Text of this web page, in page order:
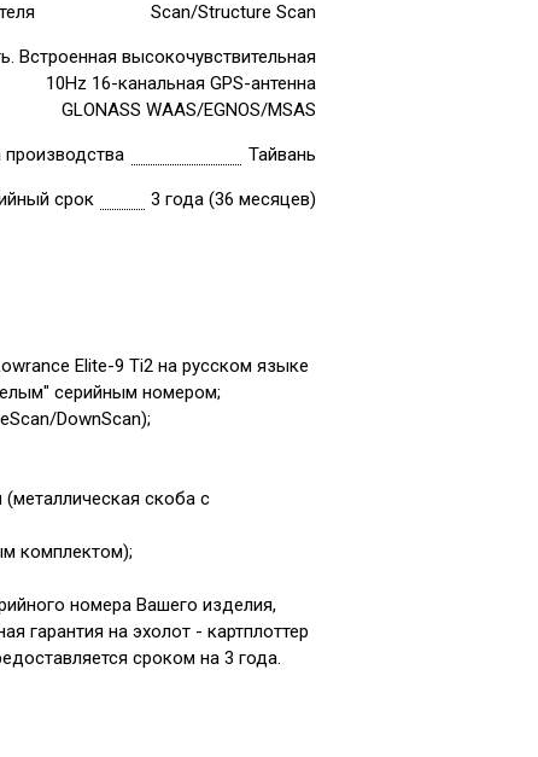
Scan/Structure Scan
Встроенная высокочувствительная
10Hz 16-канальная GPS-антенна
GLONASS WAAS/EGNOS/MSAS
производства Тайвань
срок 3 года (36 месяцев)
Elite-9 Ti2 на русском языке
серийным номером;
DownScan);
скоба с
комплектом);
номера Вашего изделия,
на эхолот - картплоттер
сроком на 3 года.